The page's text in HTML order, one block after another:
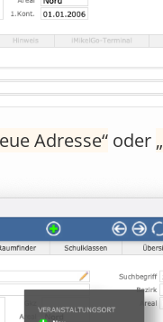
Adresse oder